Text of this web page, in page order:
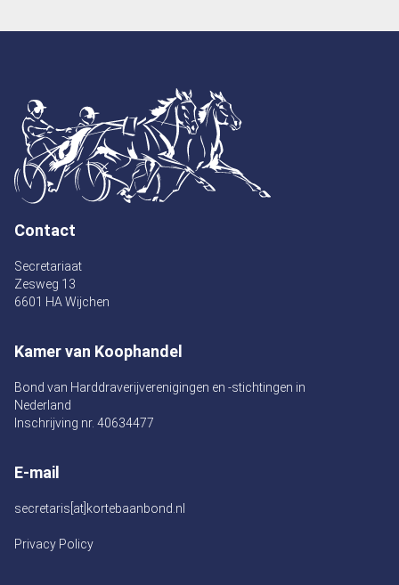
Contact
Secretariaat
Zesweg 13
6601 HA Wijchen
Kamer van Koophandel
Bond van Harddraverijverenigingen en -stichtingen in
Nederland
Inschrijving nr. 40634477
E-mail
secretaris[at]kortebaanbond.nl
Privacy Policy